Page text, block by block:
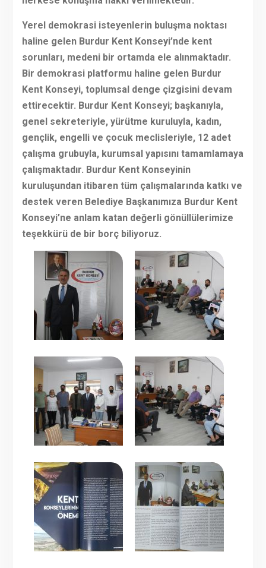
Yerel demokrasi isteyenlerin buluşma noktası
haline gelen Burdur Kent Konseyi’nde kent
sorunları, medeni bir ortamda ele alınmaktadır.
Bir demokrasi platformu haline gelen Burdur
Kent Konseyi, toplumsal denge çizgisini devam
ettirecektir. Burdur Kent Konseyi; başkanıyla,
genel sekreteriyle, yürütme kuruluyla, kadın,
gençlik, engelli ve çocuk meclisleriyle, 12 adet
çalışma grubuyla, kurumsal yapısını tamamlamaya
çalışmaktadır. Burdur Kent Konseyinin
kuruluşundan itibaren tüm çalışmalarında katkı ve
destek veren Belediye Başkanımıza Burdur Kent
Konseyi’ne anlam katan değerli gönüllülerimize
teşekkürü de bir borç biliyoruz.